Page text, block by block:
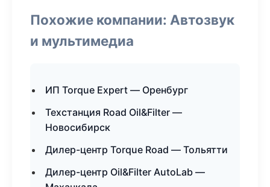
Похожие компании: Автозвук
и мультимедиа
ИП Torque Expert — Оренбург
Техстанция Road Oil&Filter —
Новосибирск
Дилер-центр Torque Road — Тольятти
Дилер-центр Oil&Filter AutoLab —